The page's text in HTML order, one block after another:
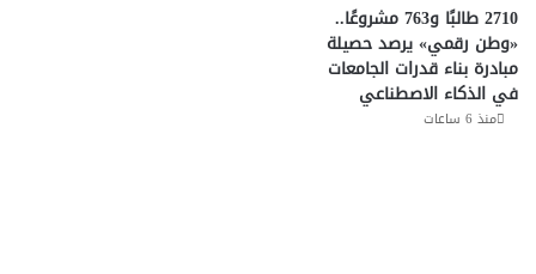
2710 طالبًا و763 مشروعًا..
«وطن رقمي» يرصد حصيلة
مبادرة بناء قدرات الجامعات
في الذكاء الاصطناعي
منذ 6 ساعات